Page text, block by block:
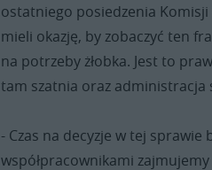
ostatniego posiedzenia
mieli okazję, by zobaczyć ten
na potrzeby żłobka. Jest to
tam szatnia oraz administracja
- Czas na decyzje w tej sprawie
współpracownikami